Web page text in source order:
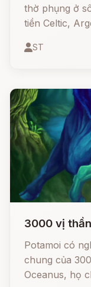
thờ phụng ở
tiền Celtic,
ST
3000 vị
Potamoi có
chung của
Oceanus, họ